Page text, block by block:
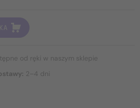
od ręki w naszym sklepie
2–4 dni